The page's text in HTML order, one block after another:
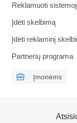
Reklamuoti
Įdėti skelbimą
Įdėti reklaminį
Partnerių programa
Įmonėms